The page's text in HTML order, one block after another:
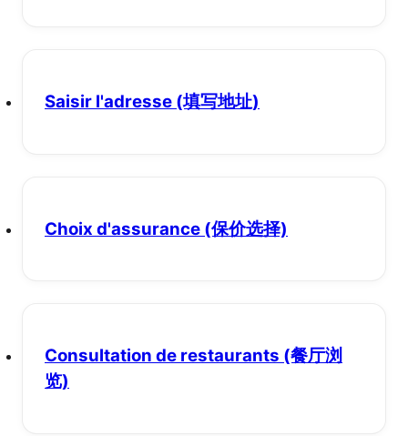
Saisir l'adresse (填写地址)
Choix d'assurance (保价选择)
Consultation de restaurants (餐厅浏
览)